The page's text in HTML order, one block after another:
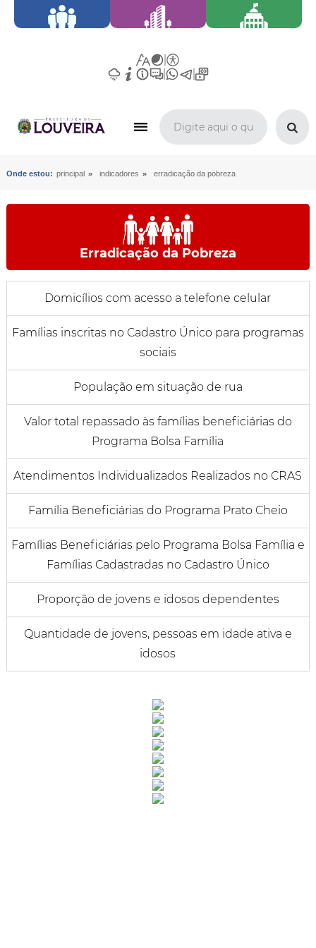
Onde estou: principal » indicadores » erradicação da pobreza
Erradicação da Pobreza
Domicílios com acesso a telefone celular
Famílias inscritas no Cadastro Único para programas
sociais
População em situação de rua
Valor total repassado às famílias beneficiárias do
Programa Bolsa Família
Atendimentos Individualizados Realizados no CRAS
Família Beneficiárias do Programa Prato Cheio
Famílias Beneficiárias pelo Programa Bolsa Família e
Famílias Cadastradas no Cadastro Único
Proporção de jovens e idosos dependentes
Quantidade de jovens, pessoas em idade ativa e
idosos